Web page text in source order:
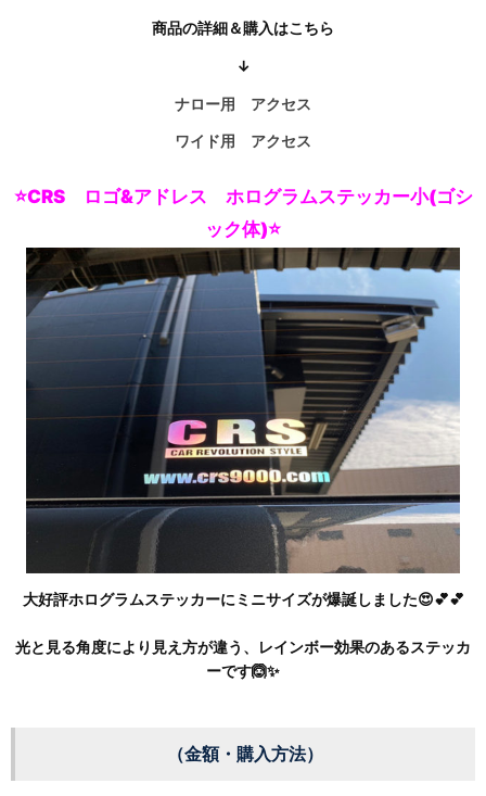
商品の詳細＆購入はこちら
↓
ナロー用 アクセス
ワイド用 アクセス
⭐CRS ロゴ&アドレス ホログラムステッカー小(ゴシ
ック体)⭐
大好評ホログラムステッカーにミニサイズが爆誕しました😍💕💕
光と見る角度により見え方が違う、レインボー効果のあるステッカ
ーです🙆✨
（金額・購入方法）